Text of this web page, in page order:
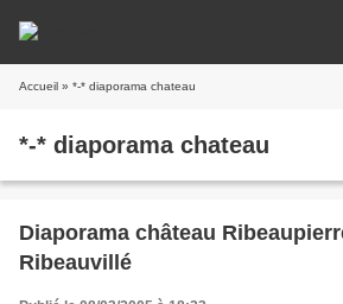
Accueil » *-* diaporama chateau
*-* diaporama chateau
Diaporama château
Ribeauvillé